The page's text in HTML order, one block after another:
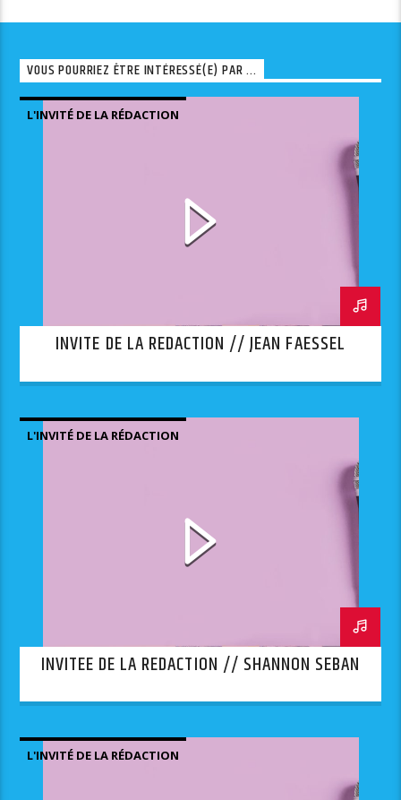
VOUS POURRIEZ ÊTRE INTÉRESSÉ(E) PAR ...
L'INVITÉ DE LA RÉDACTION
INVITE DE LA REDACTION // JEAN FAESSEL
L'INVITÉ DE LA RÉDACTION
INVITEE DE LA REDACTION // SHANNON SEBAN
L'INVITÉ DE LA RÉDACTION